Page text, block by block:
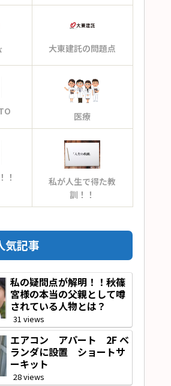
大東建託の問題点
医療
！
私が人生で得た教
訓！！
気記事
私の疑問点が解明！！秋篠
宮様の本当の父親として噂
されている人物とは？
31 views
エアコン アパート 2F ベ
ランダに設置 ショートサ
ーキット
28 views